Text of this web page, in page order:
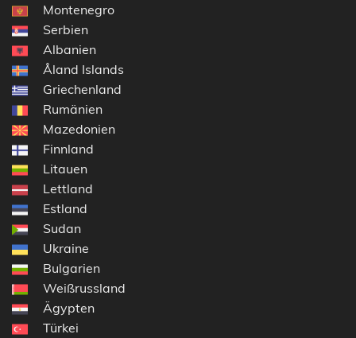
Montenegro
Serbien
Albanien
Åland Islands
Griechenland
Rumänien
Mazedonien
Finnland
Litauen
Lettland
Estland
Sudan
Ukraine
Bulgarien
Weißrussland
Ägypten
Türkei